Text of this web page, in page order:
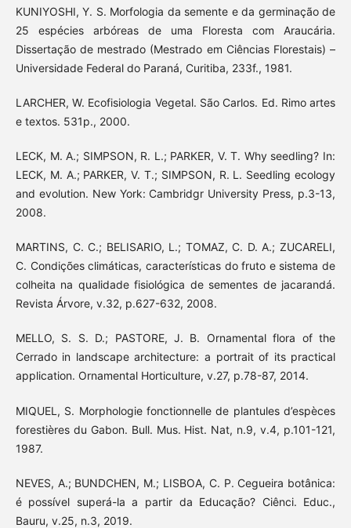
KUNIYOSHI, Y. S. Morfologia da semente e da germinação de
25 espécies arbóreas de uma Floresta com Araucária.
Dissertação de mestrado (Mestrado em Ciências Florestais) –
Universidade Federal do Paraná, Curitiba, 233f., 1981.
LARCHER, W. Ecofisiologia Vegetal. São Carlos. Ed. Rimo artes
e textos. 531p., 2000.
LECK, M. A.; SIMPSON, R. L.; PARKER, V. T. Why seedling? In:
LECK, M. A.; PARKER, V. T.; SIMPSON, R. L. Seedling ecology
and evolution. New York: Cambridgr University Press, p.3-13,
2008.
MARTINS, C. C.; BELISARIO, L.; TOMAZ, C. D. A.; ZUCARELI,
C. Condições climáticas, características do fruto e sistema de
colheita na qualidade fisiológica de sementes de jacarandá.
Revista Árvore, v.32, p.627-632, 2008.
MELLO, S. S. D.; PASTORE, J. B. Ornamental flora of the
Cerrado in landscape architecture: a portrait of its practical
application. Ornamental Horticulture, v.27, p.78-87, 2014.
MIQUEL, S. Morphologie fonctionnelle de plantules d’espèces
forestières du Gabon. Bull. Mus. Hist. Nat, n.9, v.4, p.101-121,
1987.
NEVES, A.; BUNDCHEN, M.; LISBOA, C. P. Cegueira botânica:
é possível superá-la a partir da Educação? Ciênci. Educ.,
Bauru, v.25, n.3, 2019.